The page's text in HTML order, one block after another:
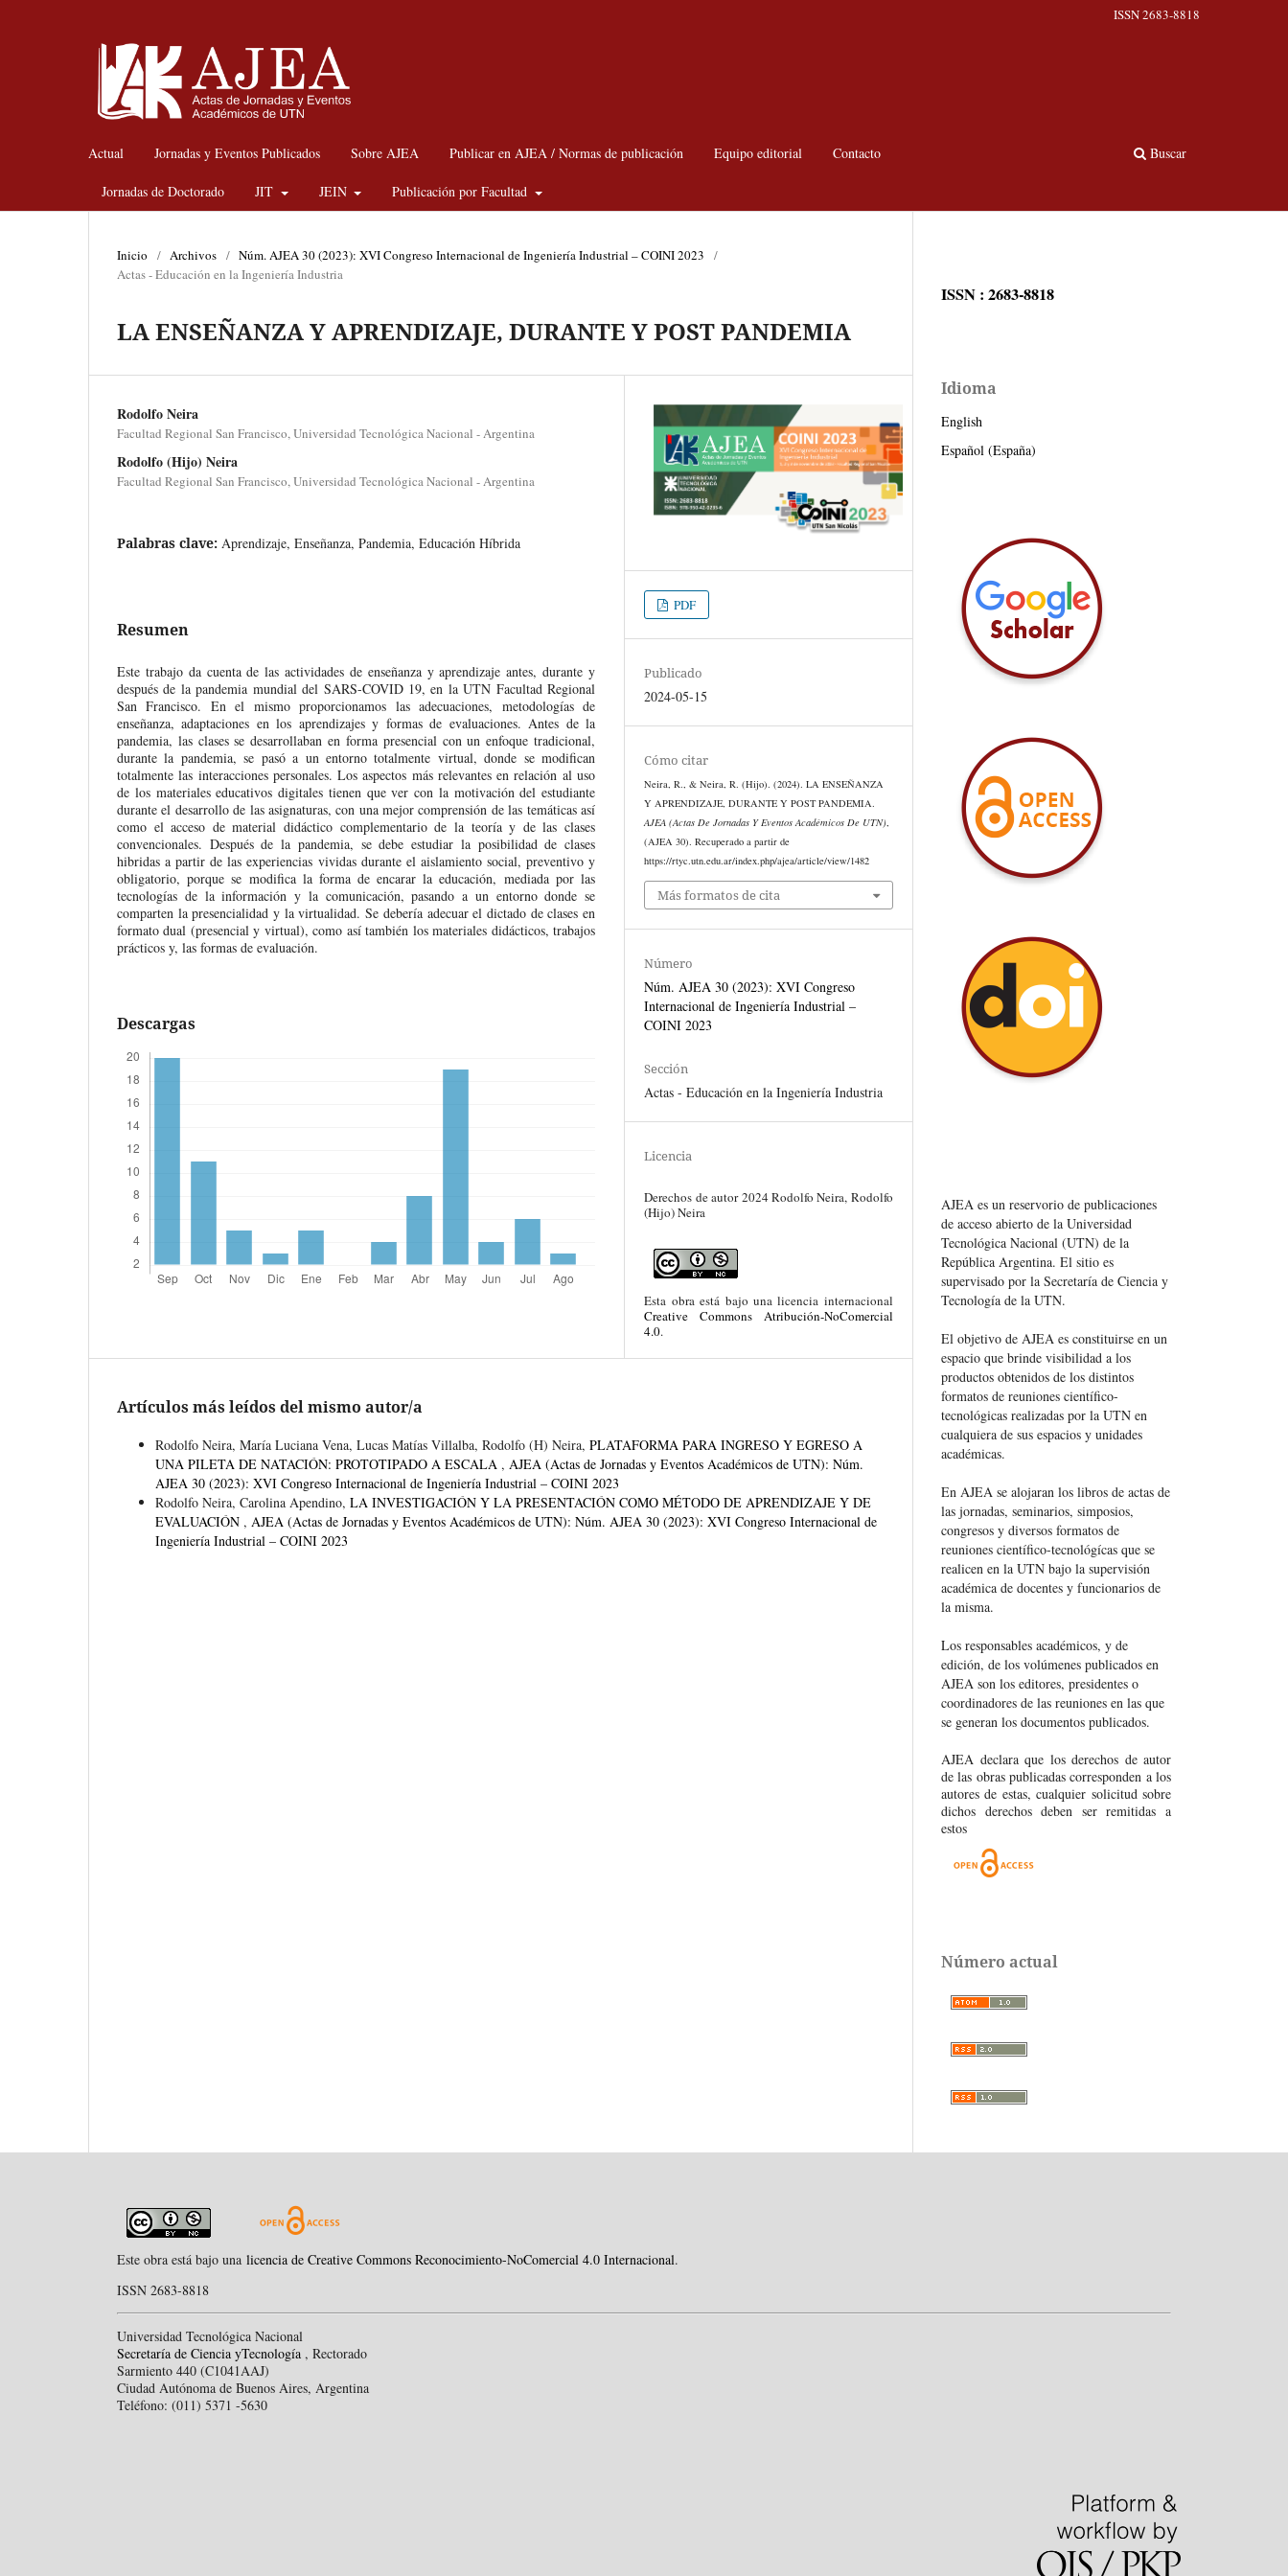
Actual Jornadas y Eventos Publicados Sobre AJEA Publicar en AJEA / Normas de publicación Equipo editorial Contacto
Jornadas de Doctorado JIT JEIN Publicación por Facultad
Buscar
ISSN 2683-8818
Inicio / Archivos / Núm. AJEA 30 (2023): XVI Congreso Internacional de Ingeniería Industrial – COINI 2023
/
Actas - Educación en la Ingeniería Industria
LA ENSEÑANZA Y APRENDIZAJE, DURANTE Y POST PANDEMIA
Rodolfo Neira
Facultad Regional San Francisco, Universidad Tecnológica Nacional - Argentina
Rodolfo (Hijo) Neira
Facultad Regional San Francisco, Universidad Tecnológica Nacional - Argentina
Palabras clave: Aprendizaje, Enseñanza, Pandemia, Educación Híbrida
Resumen
Este trabajo da cuenta de las actividades de enseñanza y aprendizaje antes, durante y
después de la pandemia mundial del SARS-COVID 19, en la UTN Facultad Regional
San Francisco. En el mismo proporcionamos las adecuaciones, metodologías de
enseñanza, adaptaciones en los aprendizajes y formas de evaluaciones. Antes de la
pandemia, las clases se desarrollaban en forma presencial con un enfoque tradicional,
durante la pandemia, se pasó a un entorno totalmente virtual, donde se modifican
totalmente las interacciones personales. Los aspectos más relevantes en relación al uso
de los materiales educativos digitales tienen que ver con la motivación del estudiante
durante el desarrollo de las asignaturas, con una mejor comprensión de las temáticas así
como el acceso de material didáctico complementario de la teoría y de las clases
convencionales. Después de la pandemia, se debe estudiar la posibilidad de clases
hibridas a partir de las experiencias vividas durante el aislamiento social, preventivo y
obligatorio, porque se modifica la forma de encarar la educación, mediada por las
tecnologías de la información y la comunicación, pasando a un entorno donde se
comparten la presencialidad y la virtualidad. Se debería adecuar el dictado de clases en
formato dual (presencial y virtual), como así también los materiales didácticos, trabajos
prácticos y, las formas de evaluación.
Descargas
PDF
Publicado
2024-05-15
Cómo citar
Neira, R., & Neira, R. (Hijo). (2024). LA ENSEÑANZA
Y APRENDIZAJE, DURANTE Y POST PANDEMIA.
AJEA (Actas De Jornadas Y Eventos Académicos De UTN),
(AJEA 30). Recuperado a partir de
https://rtyc.utn.edu.ar/index.php/ajea/article/view/1482
Más formatos de cita
Número
Núm. AJEA 30 (2023): XVI Congreso
Internacional de Ingeniería Industrial –
COINI 2023
Sección
Actas - Educación en la Ingeniería Industria
Licencia
Derechos de autor 2024 Rodolfo Neira, Rodolfo
(Hijo) Neira
Esta obra está bajo una licencia internacional
Creative Commons Atribución-NoComercial
4.0.
Artículos más leídos del mismo autor/a
Rodolfo Neira, María Luciana Vena, Lucas Matías Villalba, Rodolfo (H) Neira, PLATAFORMA PARA INGRESO Y EGRESO A
UNA PILETA DE NATACIÓN: PROTOTIPADO A ESCALA , AJEA (Actas de Jornadas y Eventos Académicos de UTN): Núm.
AJEA 30 (2023): XVI Congreso Internacional de Ingeniería Industrial – COINI 2023
Rodolfo Neira, Carolina Apendino, LA INVESTIGACIÓN Y LA PRESENTACIÓN COMO MÉTODO DE APRENDIZAJE Y DE
EVALUACIÓN , AJEA (Actas de Jornadas y Eventos Académicos de UTN): Núm. AJEA 30 (2023): XVI Congreso Internacional de
Ingeniería Industrial – COINI 2023
ISSN : 2683-8818
Idioma
English
Español (España)
AJEA es un reservorio de publicaciones
de acceso abierto de la Universidad
Tecnológica Nacional (UTN) de la
República Argentina. El sitio es
supervisado por la Secretaría de Ciencia y
Tecnología de la UTN.
El objetivo de AJEA es constituirse en un
espacio que brinde visibilidad a los
productos obtenidos de los distintos
formatos de reuniones científico-
tecnológicas realizadas por la UTN en
cualquiera de sus espacios y unidades
académicas.
En AJEA se alojaran los libros de actas de
las jornadas, seminarios, simposios,
congresos y diversos formatos de
reuniones científico-tecnológícas que se
realicen en la UTN bajo la supervisión
académica de docentes y funcionarios de
la misma.
Los responsables académicos, y de
edición, de los volúmenes publicados en
AJEA son los editores, presidentes o
coordinadores de las reuniones en las que
se generan los documentos publicados.
AJEA declara que los derechos de autor
de las obras publicadas corresponden a los
autores de estas, cualquier solicitud sobre
dichos derechos deben ser remitidas a
estos
Número actual
Este obra está bajo una licencia de Creative Commons Reconocimiento-NoComercial 4.0 Internacional.
ISSN 2683-8818
Universidad Tecnológica Nacional
Secretaría de Ciencia yTecnología , Rectorado
Sarmiento 440 (C1041AAJ)
Ciudad Autónoma de Buenos Aires, Argentina
Teléfono: (011) 5371 -5630